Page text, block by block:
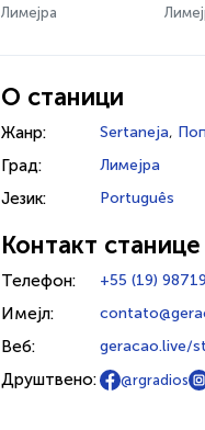
Лимејра
О станици
Жанр: Sertaneja, Поп
Град: Лимејра
Језик: Português
Контакт станице
Телефон: +55 (19)
Имејл:
Веб: geracao.live/
Друштвено: @rgradios